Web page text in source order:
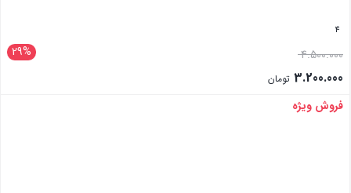
4
29% 4.500.000
3.200.000 تومان
بستن
فروش ویژه